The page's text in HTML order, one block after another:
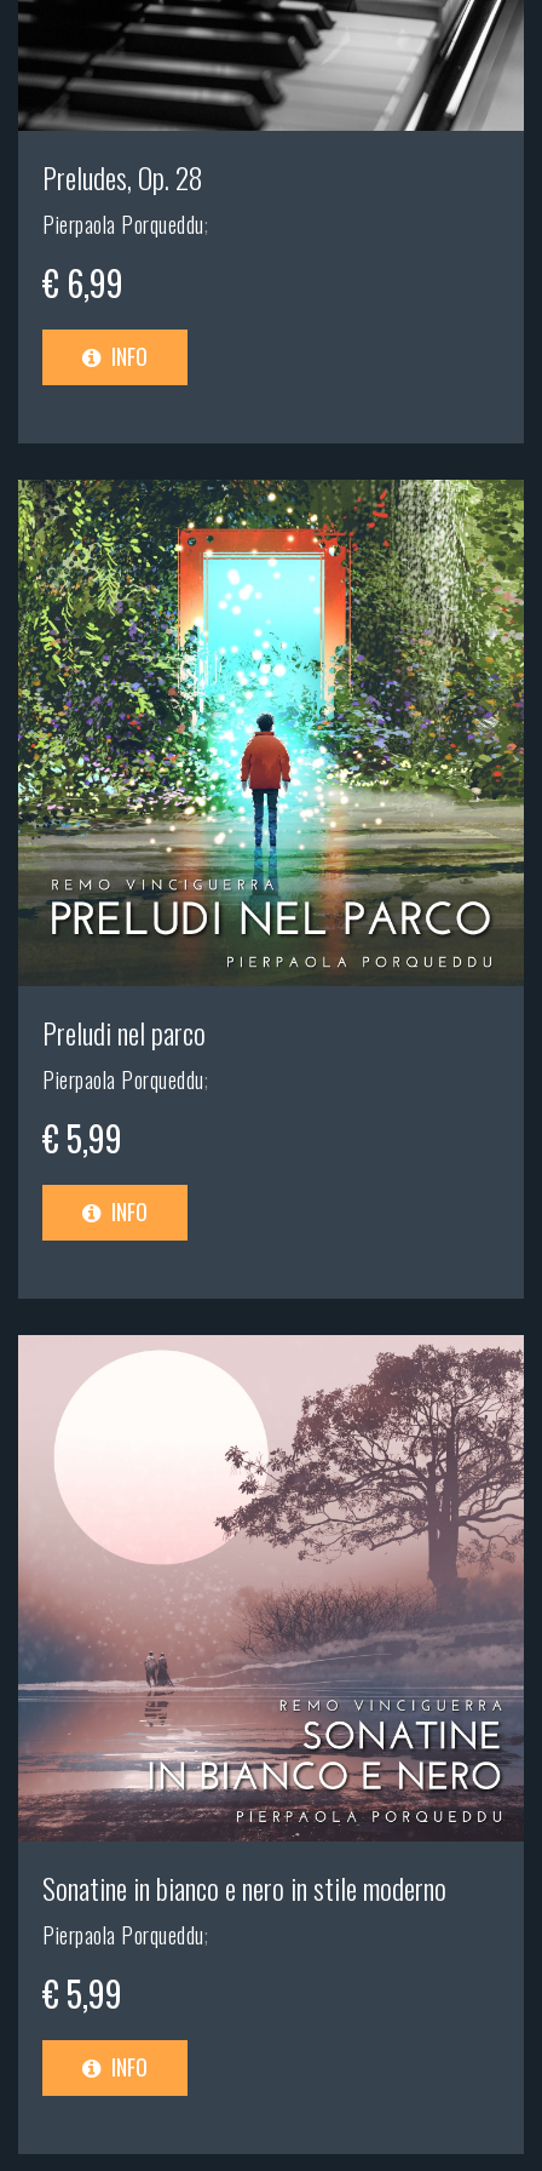
Preludes, Op. 28
Pierpaola Porqueddu;
€ 6,99
INFO
Preludi nel parco
Pierpaola Porqueddu;
€ 5,99
INFO
Sonatine in bianco e nero in stile moderno
Pierpaola Porqueddu;
€ 5,99
INFO